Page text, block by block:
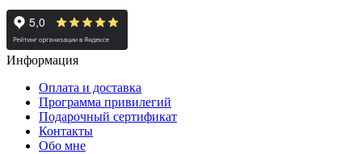
Информация
Оплата и доставка
Программа привилегий
Подарочный сертификат
Контакты
Обо мне